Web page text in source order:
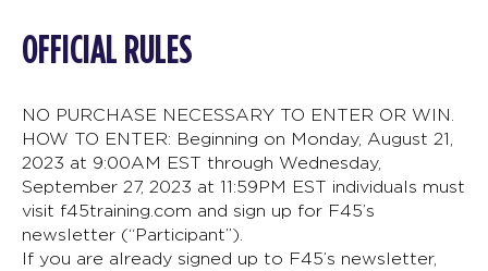
OFFICIAL RULES
NO PURCHASE NECESSARY TO ENTER OR WIN.
HOW TO ENTER: Beginning on Monday, August 21,
2023 at 9:00AM EST through Wednesday,
September 27, 2023 at 11:59PM EST individuals must
visit f45training.com and sign up for F45’s
newsletter (“Participant”).
If you are already signed up to F45’s newsletter,